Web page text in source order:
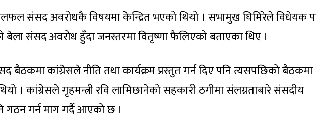
संसद अवरोधकै विषयमा केन्द्रित भएको थियो । सभामुख घिमिरेले विधेयक
संसद अवरोध हुँदा जनस्तरमा वितृष्णा फैलिएको बताएका थिए ।
बैठकमा कांग्रेसले नीति तथा कार्यक्रम प्रस्तुत गर्न दिए पनि त्यसपछिको बैठकमा
। कांग्रेसले गृहमन्त्री रवि लामिछानेको सहकारी ठगीमा संलग्नताबारे संसदीय
गठन गर्न माग गर्दै आएको छ ।